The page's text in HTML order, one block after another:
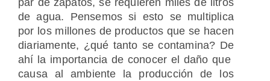
de agua. Pensemos si esto se multiplica
por los millones de productos que se hacen
diariamente, ¿qué tanto se contamina? De
ahí la importancia de conocer el daño que
causa al ambiente la producción de los